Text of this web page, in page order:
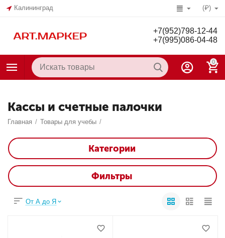
Калининград (₽)
+7(952)798-12-44
+7(995)086-04-48
0
Кассы и счетные палочки
Главная / Товары для учебы /
Категории
Фильтры
От А до Я